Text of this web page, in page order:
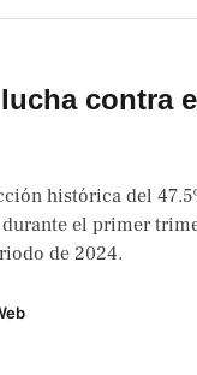
contra
histórica del
el primer
de 2024.